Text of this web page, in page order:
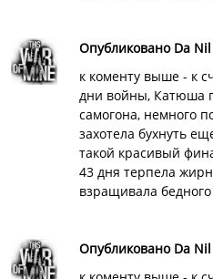
Опубликовано Da
к коменту выше - к
дни войны, Катюша
самогона, немного
захотела бухнуть
такой красивый
43 дня терпела
взращивала
Опубликовано Da